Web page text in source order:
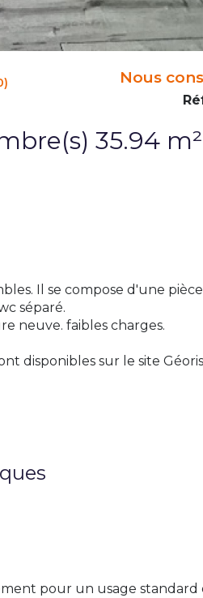
Appartement 2 pièce(s) 1 chambre(s) 35.94 m²
Nous
Il se compose d'une pièce
séparé.
neuve. faibles charges.
disponibles sur le site
pour un usage standard